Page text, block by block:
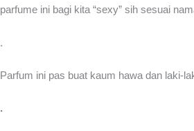
parfume ini bagi kita “sexy” sih sesuai
.
Parfum ini pas buat kaum hawa dan laki-
.